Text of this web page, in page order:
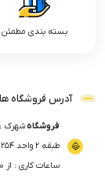
بسته بندی مطمئن
آدرس فروشگاه ها
فروشگاهشهرک
طبقه ۲ واحد ۲۵۴
ساعات کاری : از ۱۰ الی ۲۰